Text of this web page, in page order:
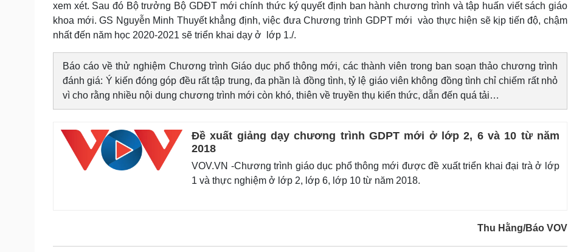
xem xét. Sau đó Bộ trưởng Bộ GDĐT mới chính thức ký quyết định ban hành chương trình và tập huấn viết sách giáo
khoa mới. GS Nguyễn Minh Thuyết khẳng định, việc đưa Chương trình GDPT mới vào thực hiện sẽ kịp tiến độ, chậm
nhất đến năm học 2020-2021 sẽ triển khai dạy ở lớp 1./.
Báo cáo về thử nghiệm Chương trình Giáo dục phổ thông mới, các thành viên trong ban soạn thảo chương trình
đánh giá: Ý kiến đóng góp đều rất tập trung, đa phần là đồng tình, tỷ lệ giáo viên không đồng tình chỉ chiếm rất nhỏ
vì cho rằng nhiều nội dung chương trình mới còn khó, thiên về truyền thụ kiến thức, dẫn đến quá tải…
Đề xuất giảng dạy chương trình GDPT mới ở lớp 2, 6 và 10 từ năm
2018
VOV.VN -Chương trình giáo dục phổ thông mới được đề xuất triển khai đại trà ở lớp
1 và thực nghiệm ở lớp 2, lớp 6, lớp 10 từ năm 2018.
Thu Hằng/Báo VOV